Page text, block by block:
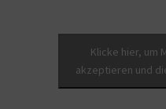
Klicke hier, um
akzeptieren und